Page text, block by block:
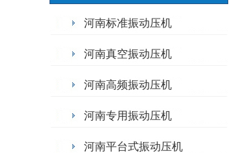
河南标准振动压机
河南真空振动压机
河南高频振动压机
河南专用振动压机
河南平台式振动压机